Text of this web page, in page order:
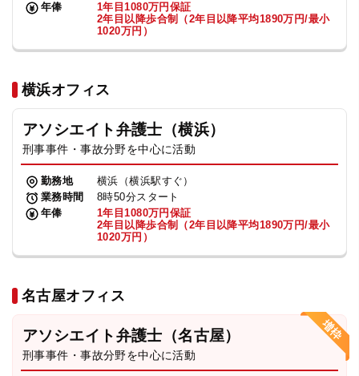
年俸
1年目1080万円保証
2年目以降歩合制（2年目以降平均1890万円/最小
1020万円）
横浜オフィス
アソシエイト弁護士（横浜）
刑事事件・事故分野を中心に活動
勤務地
横浜（横浜駅すぐ）
業務時間
8時50分スタート
年俸
1年目1080万円保証
2年目以降歩合制（2年目以降平均1890万円/最小
1020万円）
名古屋オフィス
アソシエイト弁護士（名古屋）
刑事事件・事故分野を中心に活動